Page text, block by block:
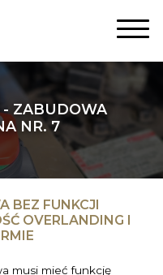
- ZABUDOWA
NR. 7
BEZ FUNKCJI
OVERLANDING I
musi mieć funkcję